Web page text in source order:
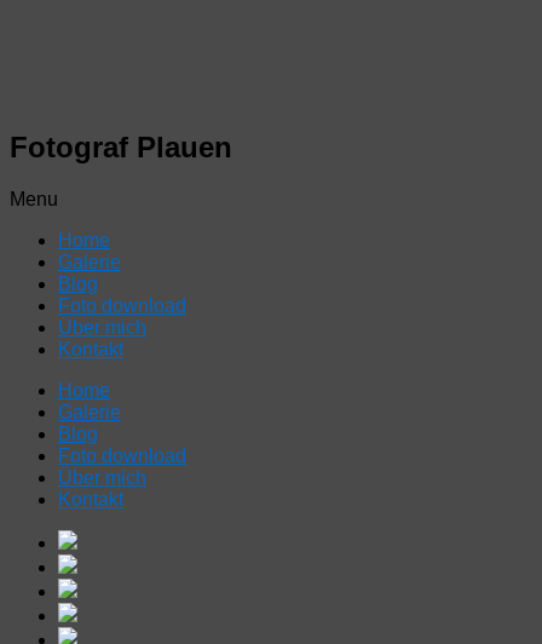
Fotograf Plauen
Menu
Home
Galerie
Blog
Foto download
Über mich
Kontakt
Home
Galerie
Blog
Foto download
Über mich
Kontakt